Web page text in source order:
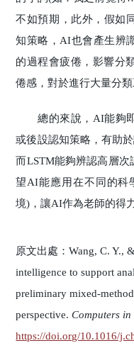
不如預期，此外，假如
知策略，AI也會產生辨
的過程會疲倦，影響分
倦感，對於進行大量分類
總的來說，AI能夠即
或後設認知策略，有助
而LSTM能夠辨認高層
望AI能應用在不同的科
境)，讓AI作為老師的得
原文出處：Wang, C. Y.,
intelligence to support
preliminary mixed-
perspective.Computers in
https://doi.org/10.1016/